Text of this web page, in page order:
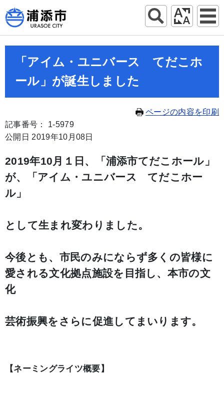
「アイム・ユニバース てだこホ
ール」が誕生しました
ページの内容を印刷
記事番号： 1-5979
公開日 2019年10月08日
2019年10月１日、「浦添市てだこホール」
が、「アイム・ユニバース てだこホー
ル」
として生まれ変わりました。
今後とも、市民のみにならず多くの皆様に
愛される文化拠点施設を目指し、本市の文
化
芸術振興をさらに促進してまいります。
【ネーミングライツ概要】